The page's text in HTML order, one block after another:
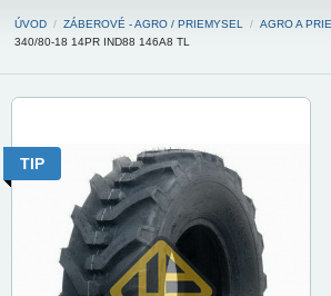
ÚVOD / ZÁBEROVÉ - AGRO / PRIEMYSEL / AGRO A
340/80-18 14PR IND88 146A8 TL
TIP